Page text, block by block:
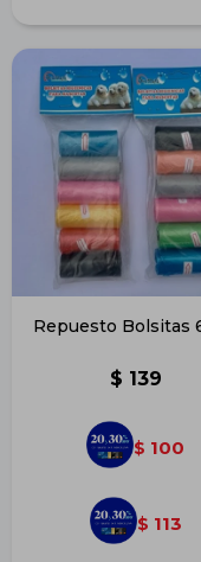
Repuesto Bolsitas
$ 139
$ 100
$ 113